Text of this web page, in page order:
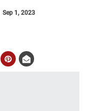
Sep 1, 2023